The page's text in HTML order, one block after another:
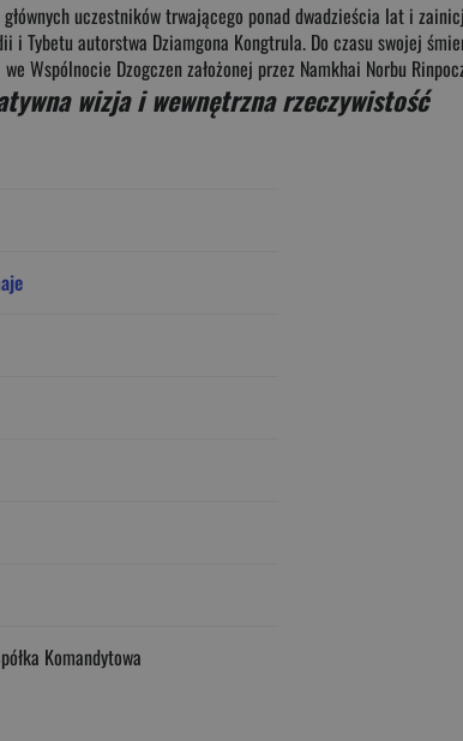
uczestników trwającego ponad dwadzieścia lat i
Tybetu autorstwa Dziamgona Kongtrula. Do czasu swojej
Wspólnocie Dzogczen założonej przez Namkhai Norbu
wizja i wewnętrzna rzeczywistość
Komandytowa